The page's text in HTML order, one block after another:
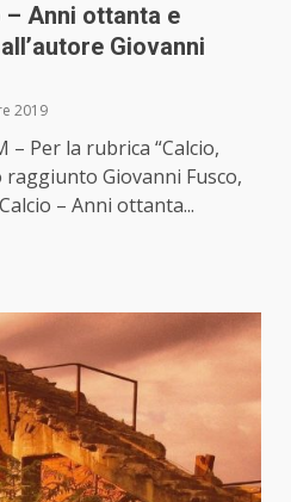
– Anni ottanta e
Giovanni
2019
– Per la rubrica “Calcio,
raggiunto Giovanni Fusco,
– Anni ottanta...